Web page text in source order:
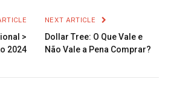
>
2024
NEXT ARTICLE
Dollar Tree: O Que Vale e
Não Vale a Pena Comprar?